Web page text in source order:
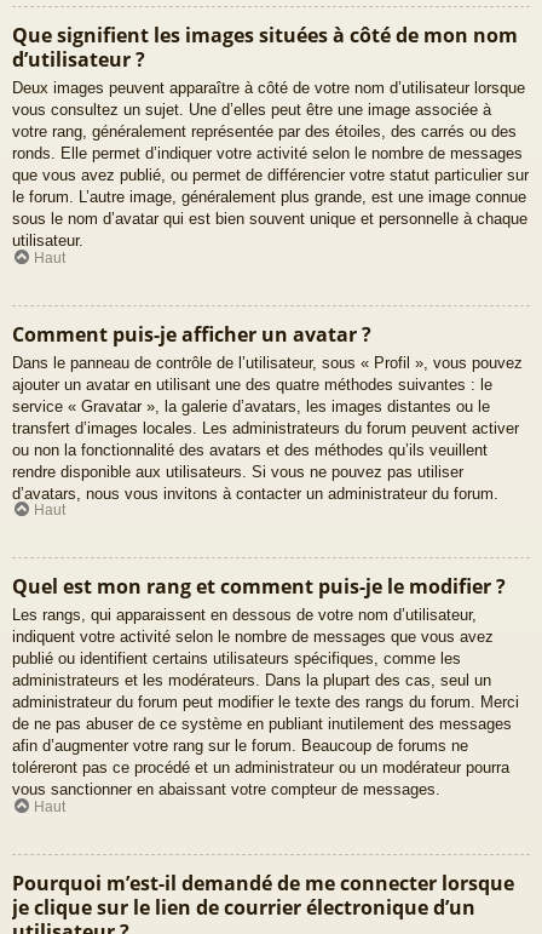
Que signifient les images situées à côté de mon nom
d’utilisateur ?
Deux images peuvent apparaître à côté de votre nom d’utilisateur lorsque
vous consultez un sujet. Une d’elles peut être une image associée à
votre rang, généralement représentée par des étoiles, des carrés ou des
ronds. Elle permet d’indiquer votre activité selon le nombre de messages
que vous avez publié, ou permet de différencier votre statut particulier sur
le forum. L’autre image, généralement plus grande, est une image connue
sous le nom d’avatar qui est bien souvent unique et personnelle à chaque
utilisateur.
Haut
Comment puis-je afficher un avatar ?
Dans le panneau de contrôle de l’utilisateur, sous « Profil », vous pouvez
ajouter un avatar en utilisant une des quatre méthodes suivantes : le
service « Gravatar », la galerie d’avatars, les images distantes ou le
transfert d’images locales. Les administrateurs du forum peuvent activer
ou non la fonctionnalité des avatars et des méthodes qu’ils veuillent
rendre disponible aux utilisateurs. Si vous ne pouvez pas utiliser
d’avatars, nous vous invitons à contacter un administrateur du forum.
Haut
Quel est mon rang et comment puis-je le modifier ?
Les rangs, qui apparaissent en dessous de votre nom d’utilisateur,
indiquent votre activité selon le nombre de messages que vous avez
publié ou identifient certains utilisateurs spécifiques, comme les
administrateurs et les modérateurs. Dans la plupart des cas, seul un
administrateur du forum peut modifier le texte des rangs du forum. Merci
de ne pas abuser de ce système en publiant inutilement des messages
afin d’augmenter votre rang sur le forum. Beaucoup de forums ne
toléreront pas ce procédé et un administrateur ou un modérateur pourra
vous sanctionner en abaissant votre compteur de messages.
Haut
Pourquoi m’est-il demandé de me connecter lorsque
je clique sur le lien de courrier électronique d’un